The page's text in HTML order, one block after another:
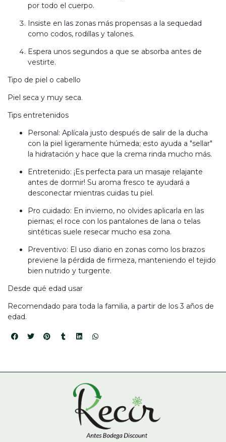
por todo el cuerpo.
Insiste en las zonas más propensas a la sequedad
como codos, rodillas y talones.
Espera unos segundos a que se absorba antes de
vestirte.
Tipo de piel o cabello
Piel seca y muy seca.
Tips entretenidos
Personal: Aplícala justo después de salir de la ducha
con la piel ligeramente húmeda; esto ayuda a "sellar"
la hidratación y hace que la crema rinda mucho más.
Entretenido: ¡Es perfecta para un masaje relajante
antes de dormir! Su aroma fresco te ayudará a
desconectar mientras cuidas tu piel.
Pro cuidado: En invierno, no olvides aplicarla en las
piernas; el roce con los pantalones de lana o telas
sintéticas suele resecar mucho esa zona.
Preventivo: El uso diario en zonas como los brazos
previene la pérdida de firmeza, manteniendo el tejido
bien nutrido y turgente.
Desde qué edad usar
Recomendado para toda la familia, a partir de los 3 años de
edad.